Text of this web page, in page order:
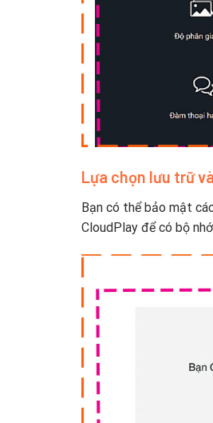
Lựa chọn lưu trữ
Bạn có thể bảo mật
CloudPlay để có bộ